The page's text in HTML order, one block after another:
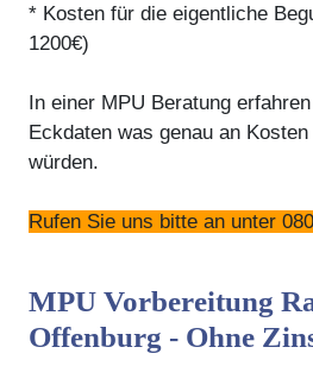
* Kosten für die eigentliche
1200€)
In einer MPU Beratung
Eckdaten was genau an
würden.
Rufen Sie uns bitte an unter
MPU Vorbereitung
Offenburg - Ohne